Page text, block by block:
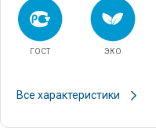
ГОСТ ЭКО
Все характеристики